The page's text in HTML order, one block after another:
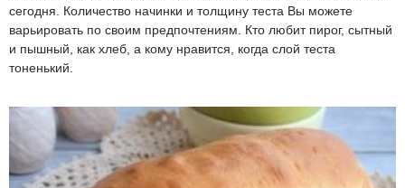
сегодня. Количество начинки и толщину теста Вы можете
варьировать по своим предпочтениям. Кто любит пирог, сытный
и пышный, как хлеб, а кому нравится, когда слой теста
тоненький.